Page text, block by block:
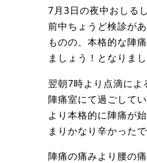
7月3日の夜中おしる
前中ちょうど検診が
ものの、本格的な陣
ましょう！となりまし
翌朝7時より点滴に
陣痛室にて過ごして
より本格的に陣痛が
まりかなり辛かったで
陣痛の痛みより腰の